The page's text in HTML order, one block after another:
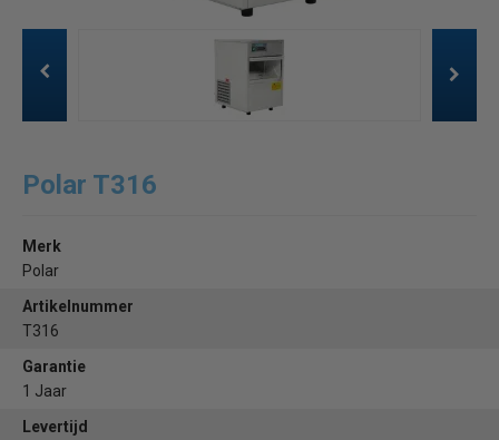
Polar T316
Merk
Polar
Artikelnummer
T316
Garantie
1 Jaar
Levertijd